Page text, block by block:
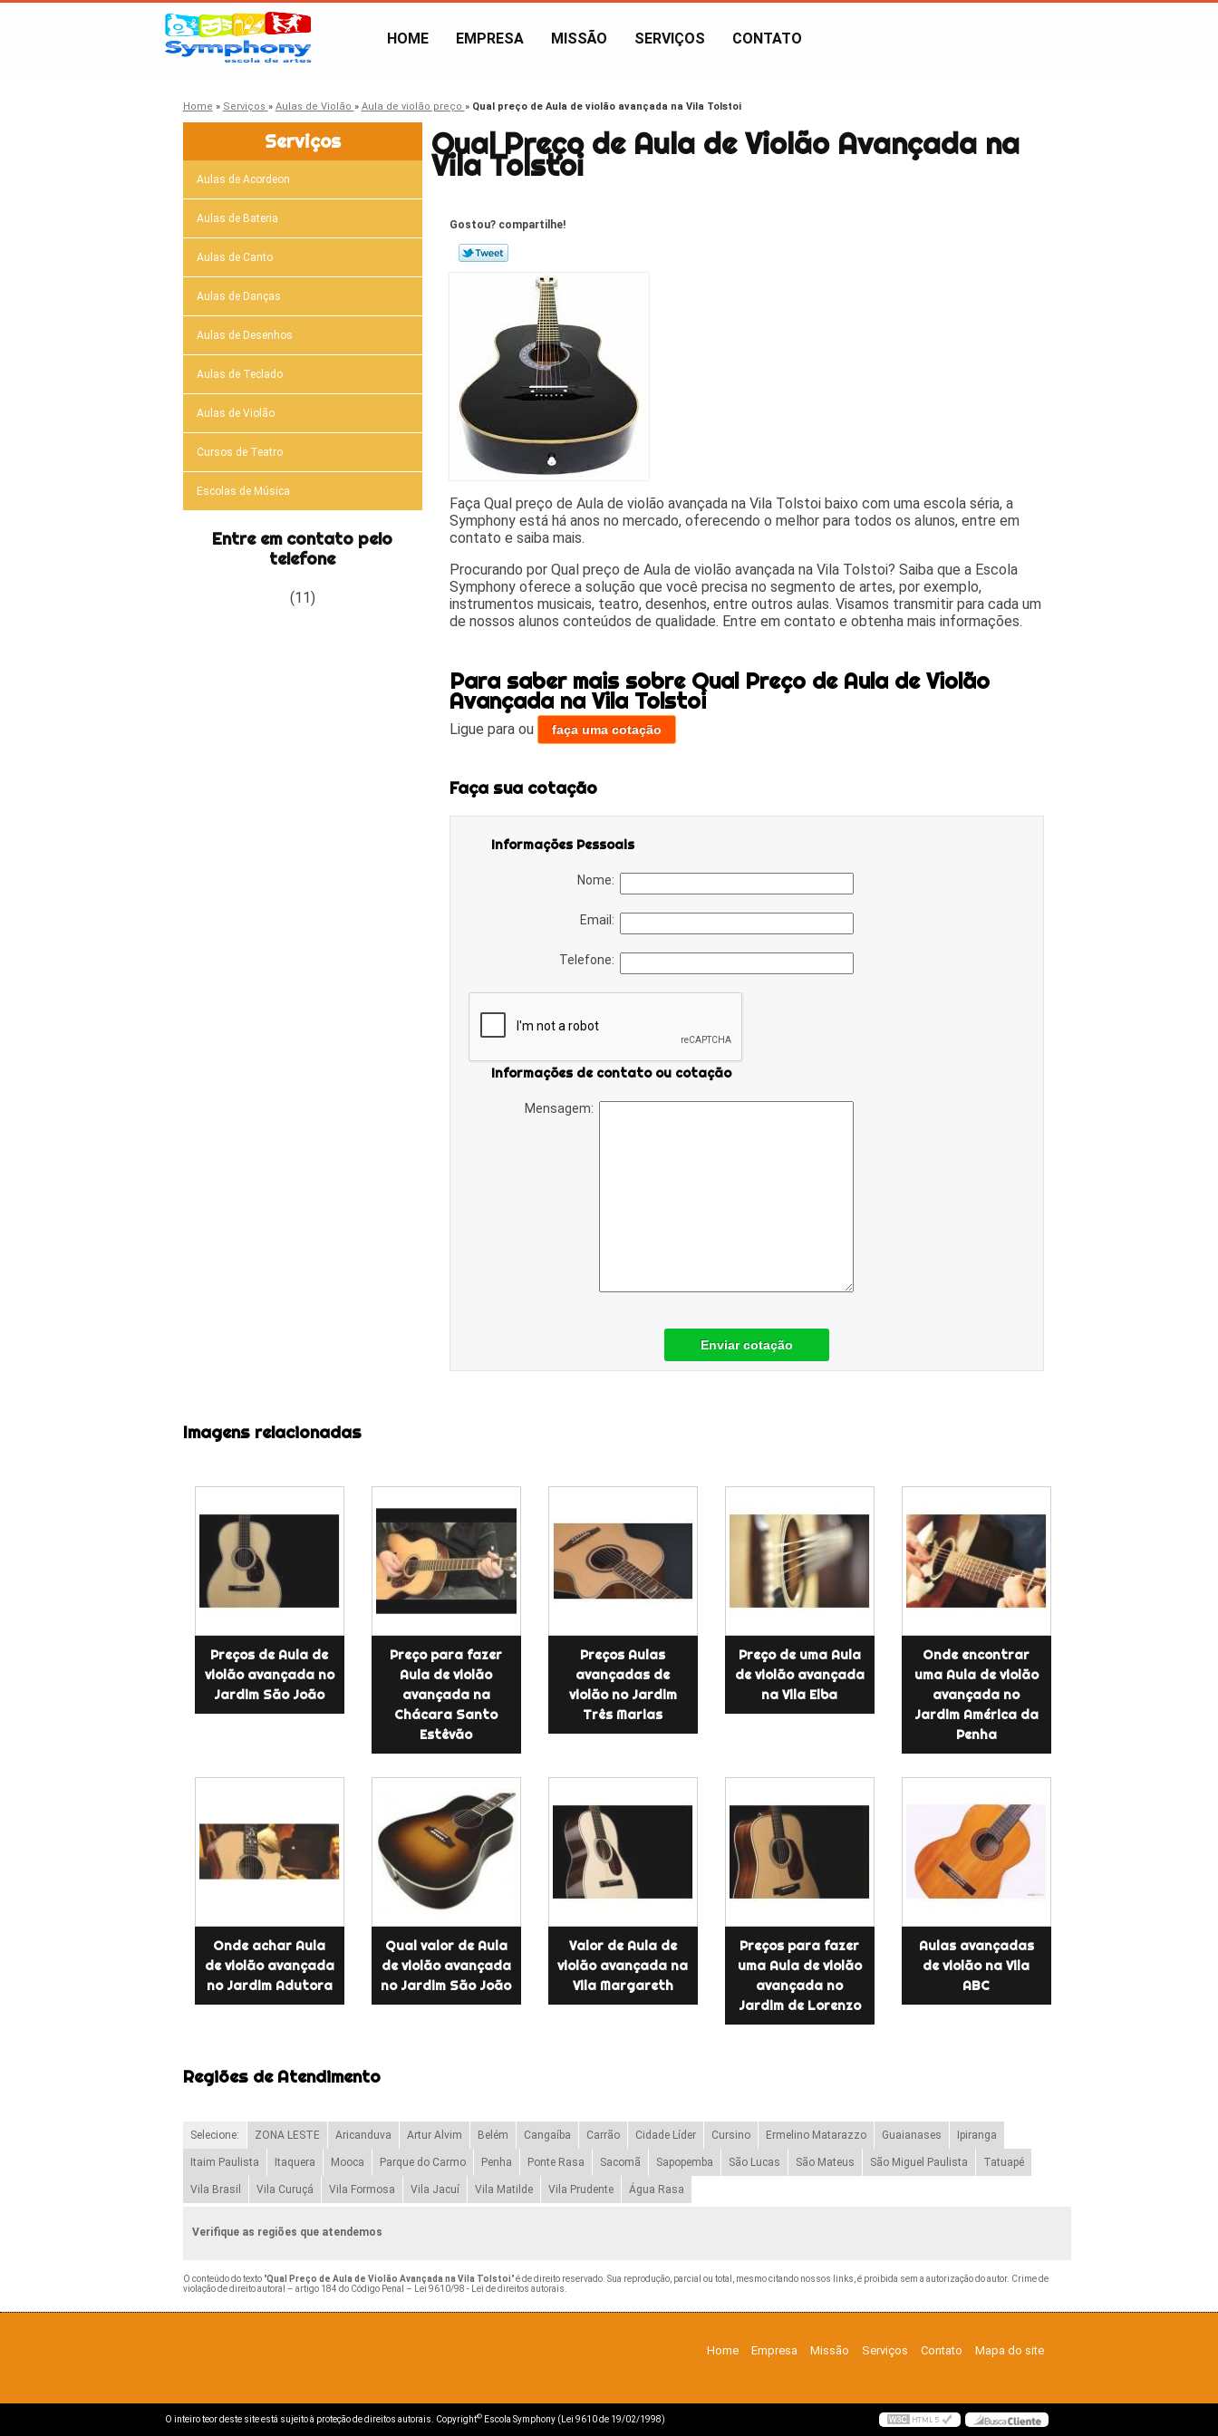
HOME EMPRESA MISSÃO SERVIÇOS CONTATO
Home » Serviços » Aulas de Violão » Aula de violão preço » Qual preço de Aula de violão avançada na Vila Tolstoi
Serviços
Aulas de Acordeon
Aulas de Bateria
Aulas de Canto
Aulas de Danças
Aulas de Desenhos
Aulas de Teclado
Aulas de Violão
Cursos de Teatro
Escolas de Música
Entre em contato pelo
telefone
(11)
Qual Preço de Aula de Violão Avançada na
Vila Tolstoi
Gostou? compartilhe!
Faça Qual preço de Aula de violão avançada na Vila Tolstoi baixo com uma escola séria, a
Symphony está há anos no mercado, oferecendo o melhor para todos os alunos, entre em
contato e saiba mais.
Procurando por Qual preço de Aula de violão avançada na Vila Tolstoi? Saiba que a Escola
Symphony oferece a solução que você precisa no segmento de artes, por exemplo,
instrumentos musicais, teatro, desenhos, entre outros aulas. Visamos transmitir para cada um
de nossos alunos conteúdos de qualidade. Entre em contato e obtenha mais informações.
Para saber mais sobre Qual Preço de Aula de Violão
Avançada na Vila Tolstoi
Ligue para ou faça uma cotação
Faça sua cotação
Informações Pessoais
Nome:
Email:
Telefone:
Informações de contato ou cotação
Mensagem:
Enviar cotação
Imagens relacionadas
Preços de Aula de
violão avançada no
Jardim São João
Preço para fazer
Aula de violão
avançada na
Chácara Santo
Estêvão
Preços Aulas
avançadas de
violão no Jardim
Três Marias
Preço de uma Aula
de violão avançada
na Vila Elba
Onde encontrar
uma Aula de violão
avançada no
Jardim América da
Penha
Onde achar Aula
de violão avançada
no Jardim Adutora
Qual valor de Aula
de violão avançada
no Jardim São João
Valor de Aula de
violão avançada na
Vila Margareth
Preços para fazer
uma Aula de violão
avançada no
Jardim de Lorenzo
Aulas avançadas
de violão na Vila
ABC
Regiões de Atendimento
Selecione: ZONA LESTE Aricanduva Artur Alvim Belém Cangaíba Carrão Cidade Líder Cursino Ermelino Matarazzo Guaianases Ipiranga
Itaim Paulista Itaquera Mooca Parque do Carmo Penha Ponte Rasa Sacomã Sapopemba São Lucas São Mateus São Miguel Paulista Tatuapé
Vila Brasil Vila Curuçá Vila Formosa Vila Jacuí Vila Matilde Vila Prudente Água Rasa
Verifique as regiões que atendemos
O conteúdo do texto "Qual Preço de Aula de Violão Avançada na Vila Tolstoi" é de direito reservado. Sua reprodução, parcial ou total, mesmo citando nossos links, é proibida sem a autorização do autor. Crime de
violação de direito autoral – artigo 184 do Código Penal –
Lei 9610/98 - Lei de direitos autorais
Home Empresa Missão Serviços Contato Mapa do site
O inteiro teor deste site está sujeito à proteção de direitos autorais. Copyright© Escola Symphony (Lei 9610 de 19/02/1998)